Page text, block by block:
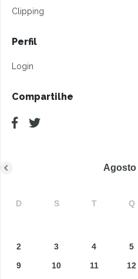
Clipping
Perfil
Login
Compartilhe
Agosto
D S T Q
2
3 4 5
9
10 11 12